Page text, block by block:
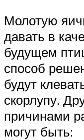
Молотую
давать в
будущем
способ
будут
скорлупу.
причинами
могут быть: